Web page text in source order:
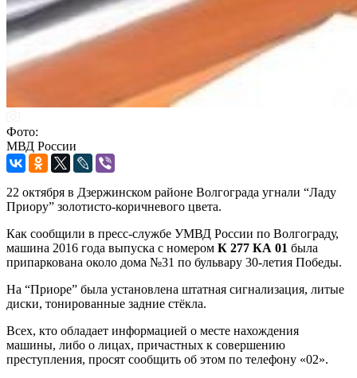
Фото:
МВД России
22 октября в Дзержинском районе Волгограда угнали “Ладу
Приору” золотисто-коричневого цвета.
Как сообщили в пресс-службе УМВД России по Волгограду,
машина 2016 года выпуска с номером К 277 КА 01 была
припаркована около дома №31 по бульвару 30-летия Победы.
На “Приоре” была установлена штатная сигнализация, литые
диски, тонированные задние стёкла.
Всех, кто обладает информацией о месте нахождения
машины, либо о лицах, причастных к совершению
преступления, просят сообщить об этом по телефону «02».